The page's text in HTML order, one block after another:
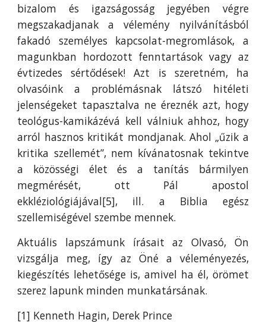
bizalom és igazságosság jegyében végre
megszakadjanak a vélemény nyilvánításból
fakadó személyes kapcsolat-megromlások, a
magunkban hordozott fenntartások vagy az
évtizedes sértődések! Azt is szeretném, ha
olvasóink a problémásnak látszó hitéleti
jelenségeket tapasztalva ne éreznék azt, hogy
teológus-kamikázévá kell válniuk ahhoz, hogy
arról hasznos kritikát mondjanak. Ahol „űzik a
kritika szellemét”, nem kívánatosnak tekintve
a közösségi élet és a tanítás bármilyen
megmérését, ott Pál apostol
ekkléziológiájával[5], ill. a Biblia egész
szellemiségével szembe mennek.
Aktuális lapszámunk írásait az Olvasó, Ön
vizsgálja meg, így az Öné a véleményezés,
kiegészítés lehetősége is, amivel ha él, örömet
szerez lapunk minden munkatársának.
[1] Kenneth Hagin, Derek Prince